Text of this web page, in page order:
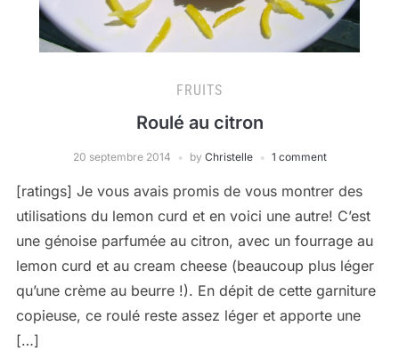
FRUITS
Roulé au citron
20 septembre 2014 by Christelle 1 comment
[ratings] Je vous avais promis de vous montrer des
utilisations du lemon curd et en voici une autre! C’est
une génoise parfumée au citron, avec un fourrage au
lemon curd et au cream cheese (beaucoup plus léger
qu’une crème au beurre !). En dépit de cette garniture
copieuse, ce roulé reste assez léger et apporte une
[…]